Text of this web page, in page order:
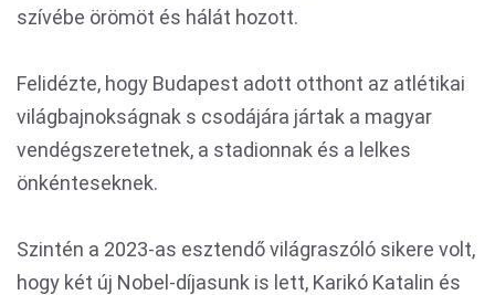
szívébe örömöt és hálát hozott.
Felidézte, hogy Budapest adott otthont az atlétikai
világbajnokságnak s csodájára jártak a magyar
vendégszeretetnek, a stadionnak és a lelkes
önkénteseknek.
Szintén a 2023-as esztendő világraszóló sikere volt,
hogy két új Nobel-díjasunk is lett, Karikó Katalin és